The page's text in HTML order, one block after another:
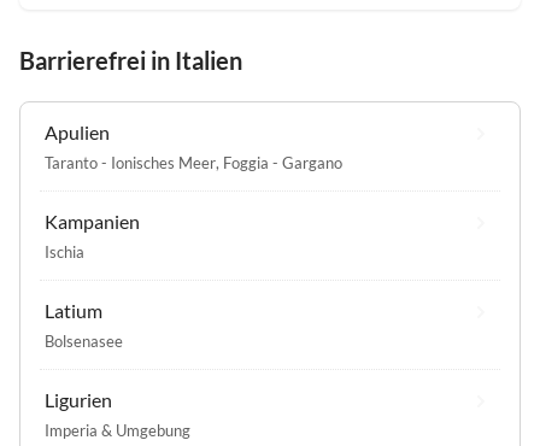
Barrierefrei in Italien
Apulien
Taranto - Ionisches Meer, Foggia - Gargano
Kampanien
Ischia
Latium
Bolsenasee
Ligurien
Imperia & Umgebung